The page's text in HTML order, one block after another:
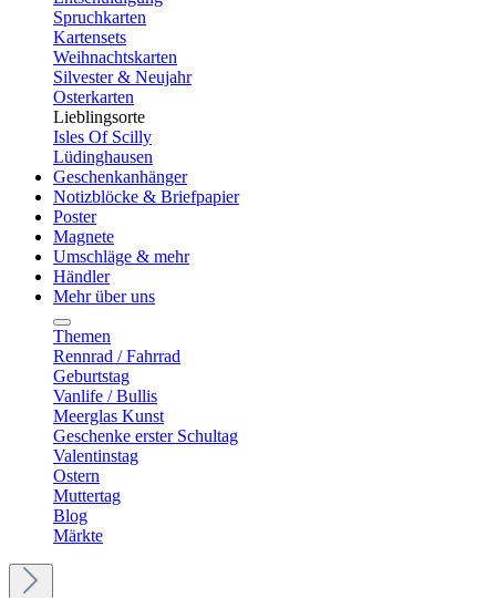
Spruchkarten
Kartensets
Weihnachtskarten
Silvester & Neujahr
Osterkarten
Lieblingsorte
Isles Of Scilly
Lüdinghausen
Geschenkanhänger
Notizblöcke & Briefpapier
Poster
Magnete
Umschläge & mehr
Händler
Mehr über uns
Themen
Rennrad / Fahrrad
Geburtstag
Vanlife / Bullis
Meerglas Kunst
Geschenke erster Schultag
Valentinstag
Ostern
Muttertag
Blog
Märkte